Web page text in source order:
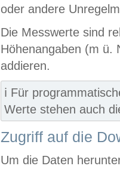
oder andere
Die Messwerte sind
Höhenangaben (m ü.
addieren.
ℹ️ Für
Werte stehen auch
Zugriff auf die
Um die Daten